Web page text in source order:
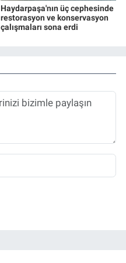
Haydarpaşa'nın üç cephesinde
restorasyon ve konservasyon
çalışmaları sona erdi